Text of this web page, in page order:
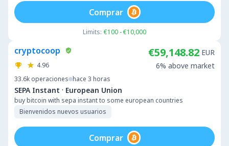
Limits: €100 - €10,000
Comprar
cryptocoop
4.96
33.6k operaciones hace 3 horas
SEPA Instant · European Union
buy bitcoin with sepa instant to some european countries
Bienvenidos nuevos usuarios
€59,148.82 EUR
6% above market
Comprar